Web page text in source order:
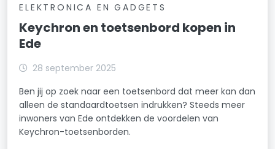
ELEKTRONICA EN GADGETS
Keychron en toetsenbord kopen in
Ede
28 september 2025
Ben jij op zoek naar een toetsenbord dat meer kan dan
alleen de standaardtoetsen indrukken? Steeds meer
inwoners van Ede ontdekken de voordelen van
Keychron-toetsenborden.